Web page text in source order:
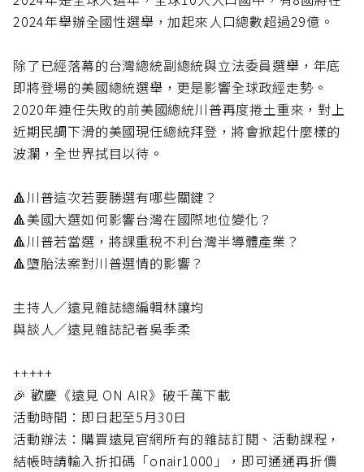
2024年舉辦全國性選舉，加起來人口總數超過29億。
除了已經落幕的台灣總統副總統與立法委員選舉，年底
即將登場的美國總統選舉，更是影響全球政經走勢。
2020年連任失敗的前美國總統川普再度捲土重來，對上
近期民調下滑的美國現任總統拜登，將會掀起什麼樣的
波瀾，全世界拭目以待。
🔺川普這次若要勝選有哪些關鍵？
🔺美國大選如何影響台灣在國際地位變化？
🔺川普若當選，將課重稅不利台灣半導體產業？
🔺墮胎法案對川普選情的影響？
主持人／遠見雜誌總編輯林讓均
與談人／遠見雜誌記者吳季柔
+++++
🎉 歡慶《遠見 ON AIR》破千萬下載
活動時間：即日起至5月30日
活動辦法：購買遠見官網所有的雜誌訂閱、活動課程，
結帳時請輸入折扣碼「onair1000」，即可通通再折價